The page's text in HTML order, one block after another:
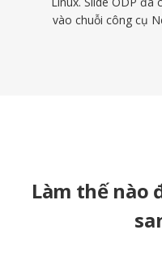
vào chuỗi công cụ
Làm thế nào